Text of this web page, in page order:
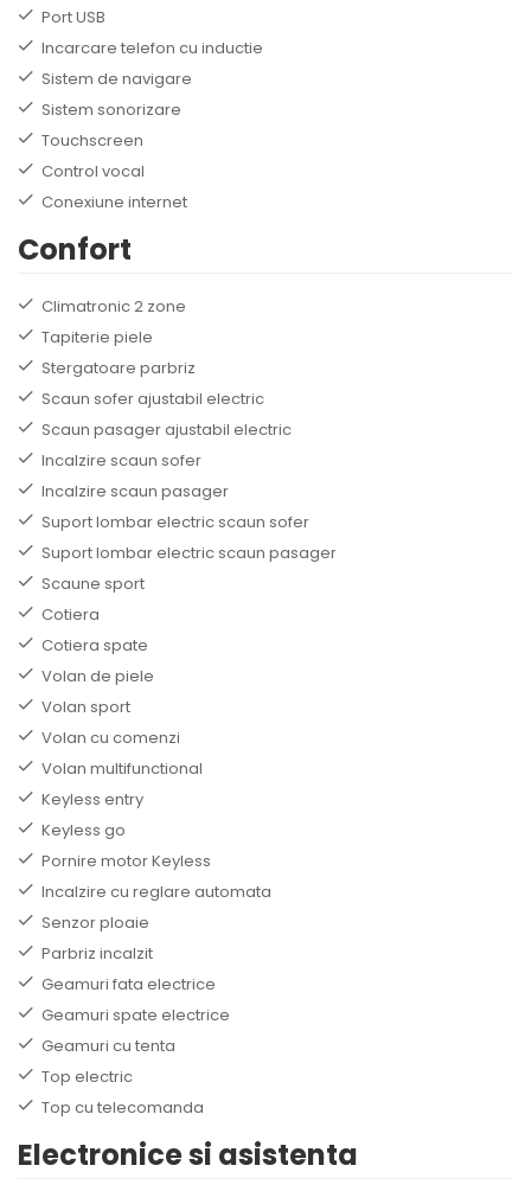
Port USB
Incarcare telefon cu inductie
Sistem de navigare
Sistem sonorizare
Touchscreen
Control vocal
Conexiune internet
Confort
Climatronic 2 zone
Tapiterie piele
Stergatoare parbriz
Scaun sofer ajustabil electric
Scaun pasager ajustabil electric
Incalzire scaun sofer
Incalzire scaun pasager
Suport lombar electric scaun sofer
Suport lombar electric scaun pasager
Scaune sport
Cotiera
Cotiera spate
Volan de piele
Volan sport
Volan cu comenzi
Volan multifunctional
Keyless entry
Keyless go
Pornire motor Keyless
Incalzire cu reglare automata
Senzor ploaie
Parbriz incalzit
Geamuri fata electrice
Geamuri spate electrice
Geamuri cu tenta
Top electric
Top cu telecomanda
Electronice si asistenta